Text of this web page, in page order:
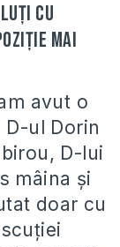
cu
mai
avut o
ul Dorin
D-lui
mâina şi
doar cu